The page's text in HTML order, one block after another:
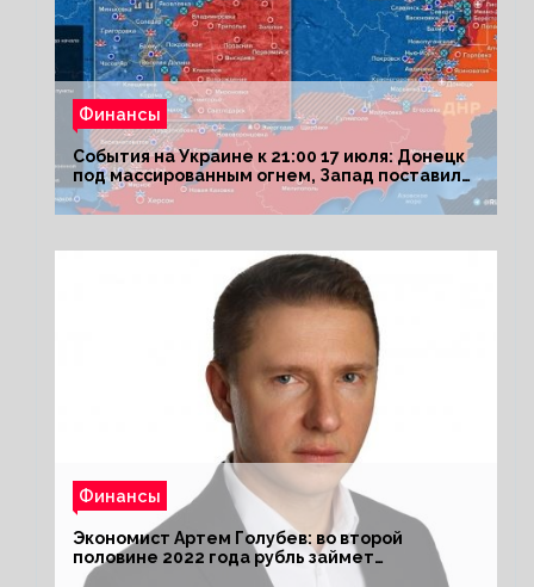
Финансы
События на Украине к 21:00 17 июля: Донецк
под массированным огнем, Запад поставил
Киеву ультиматум
Финансы
Экономист Артем Голубев: во второй
половине 2022 года рубль займет
комфортный курс